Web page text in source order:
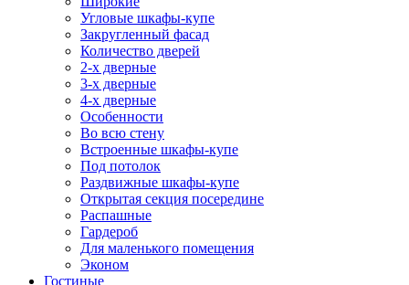
Угловые шкафы-купе
Закругленный фасад
Количество дверей
2-х дверные
3-х дверные
4-х дверные
Особенности
Во всю стену
Встроенные шкафы-купе
Под потолок
Раздвижные шкафы-купе
Открытая секция посередине
Распашные
Гардероб
Для маленького помещения
Эконом
Гостиные